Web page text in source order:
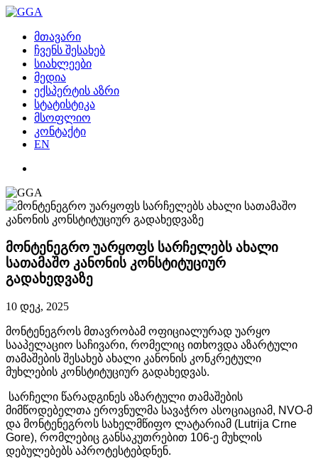
მთავარი
ჩვენს შესახებ
სიახლეები
მედია
ექსპერტის აზრი
სტატისტიკა
მსოფლიო
კონტაქტი
EN
მონტენეგრო უარყოფს სარჩელებს ახალი
სათამაშო კანონის კონსტიტუციურ
გადახედვაზე
10 დეკ, 2025
მონტენეგროს მთავრობამ ოფიციალურად უარყო
სააპელაციო საჩივარი, რომელიც ითხოვდა აზარტული
თამაშების შესახებ ახალი კანონის კონკრეტული
მუხლების კონსტიტუციურ გადახედვას.
სარჩელი წარადგინეს აზარტული თამაშების
მიმწოდებელთა ეროვნულმა სავაჭრო ასოციაციამ, NVO-მ
და მონტენეგროს სახელმწიფო ლატარიამ (Lutrija Crne
Gore), რომლებიც განსაკუთრებით 106-ე მუხლის
დებულებებს აპროტესტებდნენ.